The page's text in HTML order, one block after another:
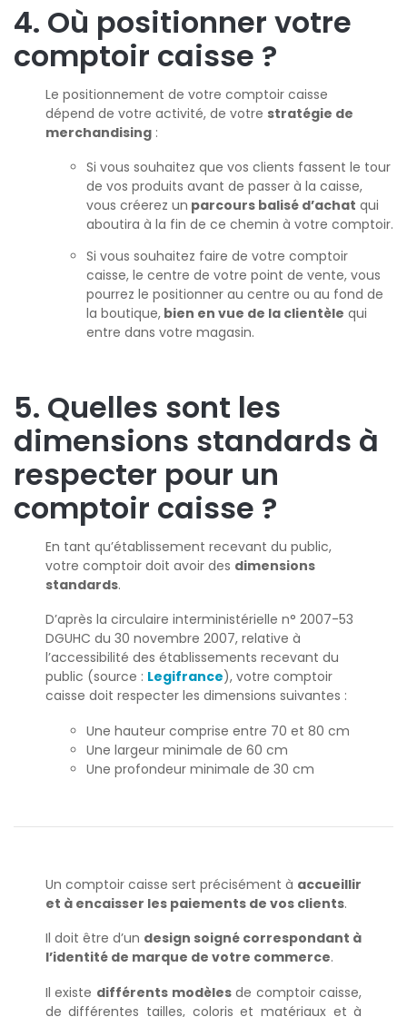
4. Où positionner votre
comptoir caisse ?
Le positionnement de votre comptoir caisse
dépend de votre activité, de votre stratégie de
merchandising:
Si vous souhaitez que vos clients fassent le tour
de vos produits avant de passer à la caisse,
vous créerez un parcours balisé d’achat qui
aboutira à la fin de ce chemin à votre comptoir.
Si vous souhaitez faire de votre comptoir
caisse, le centre de votre point de vente, vous
pourrez le positionner au centre ou au fond de
la boutique, bien en vue de la clientèle qui
entre dans votre magasin.
5. Quelles sont les
dimensions standards à
respecter pour un
comptoir caisse ?
En tant qu’établissement recevant du public,
votre comptoir doit avoir des dimensions
standards.
D’après la circulaire interministérielle n° 2007-53
DGUHC du 30 novembre 2007, relative à
l’accessibilité des établissements recevant du
public (source : Legifrance), votre comptoir
caisse doit respecter les dimensions suivantes :
Une hauteur comprise entre 70 et 80 cm
Une largeur minimale de 60 cm
Une profondeur minimale de 30 cm
Un comptoir caisse sert précisément à accueillir
et à encaisser les paiements de vos clients.
Il doit être d’un design soigné correspondant à
l’identité de marque de votre commerce.
Il existe différents modèlesde comptoir caisse,
de différentes tailles, coloris et matériaux et à